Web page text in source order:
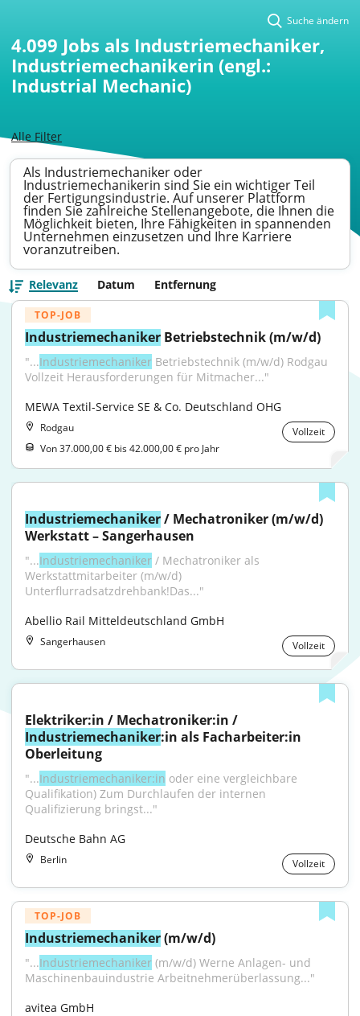
Alle Filter
Suche ändern
4.099 Jobs als Industriemechaniker,
Industriemechanikerin (engl.:
Industrial Mechanic)
Als Industriemechaniker oder
Industriemechanikerin sind Sie ein wichtiger Teil
der Fertigungsindustrie. Auf unserer Plattform
finden Sie zahlreiche Stellenangebote, die Ihnen die
Möglichkeit bieten, Ihre Fähigkeiten in spannenden
Unternehmen einzusetzen und Ihre Karriere
voranzutreiben.
Relevanz Datum Entfernung
TOP-JOB
Industriemechaniker Betriebstechnik (m/w/d)
"...Industriemechaniker Betriebstechnik (m/w/d) Rodgau
Vollzeit Herausforderungen für Mitmacher..."
MEWA Textil-Service SE & Co. Deutschland OHG
Rodgau
Vollzeit
Von 37.000,00 € bis 42.000,00 € pro Jahr
Industriemechaniker / Mechatroniker (m/w/d)
Werkstatt – Sangerhausen
"...Industriemechaniker / Mechatroniker als
Werkstattmitarbeiter (m/w/d)
Unterflurradsatzdrehbank!Das..."
Abellio Rail Mitteldeutschland GmbH
Sangerhausen Vollzeit
Industriemechaniker:in als Facharbeiter:in
Oberleitung
"...Industriemechaniker:in oder eine vergleichbare
Qualifikation) Zum Durchlaufen der internen
Qualifizierung bringst..."
Deutsche Bahn AG
Berlin Vollzeit
TOP-JOB
Industriemechaniker (m/w/d)
"...Industriemechaniker (m/w/d) Werne Anlagen- und
Maschinenbauindustrie Arbeitnehmerüberlassung..."
avitea GmbH